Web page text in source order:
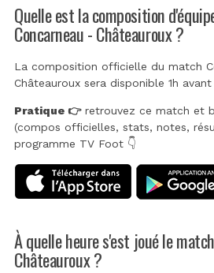
Quelle est la composition
Concarneau - Châteauroux ?
La composition officielle du match
Châteauroux sera disponible 1h
Pratique 👉retrouvez ce match et
(compos officielles, stats, notes,
programme TV Foot 👇
À quelle heure s'est joué le
Châteauroux ?